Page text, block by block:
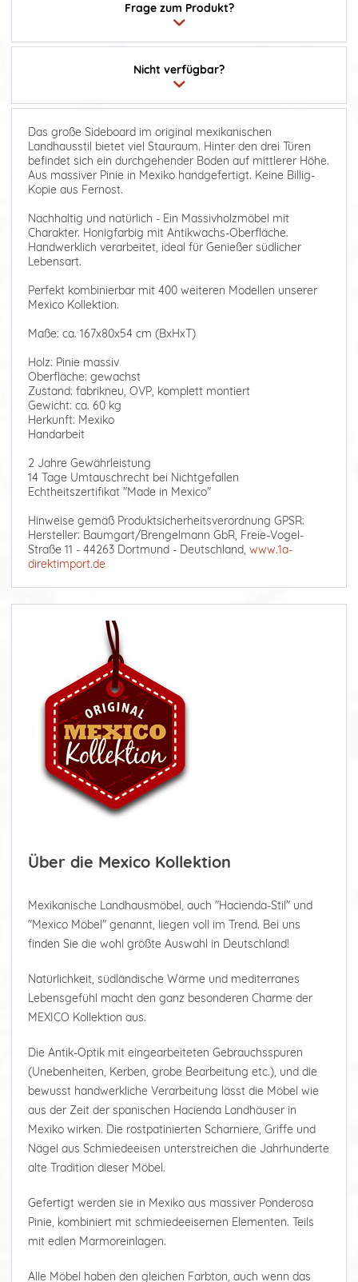
Frage zum Produkt?
Nicht verfügbar?
Das große Sideboard im original mexikanischen
Landhausstil bietet viel Stauraum. Hinter den drei Türen
befindet sich ein durchgehender Boden auf mittlerer Höhe.
Aus massiver Pinie in Mexiko handgefertigt. Keine Billig-
Kopie aus Fernost.
Nachhaltig und natürlich - Ein Massivholzmöbel mit
Charakter. Honigfarbig mit Antikwachs-Oberfläche.
Handwerklich verarbeitet, ideal für Genießer südlicher
Lebensart.
Perfekt kombinierbar mit 400 weiteren Modellen unserer
Mexico Kollektion.
Maße: ca. 167x80x54 cm (BxHxT)
Holz: Pinie massiv
Oberfläche: gewachst
Zustand: fabrikneu, OVP, komplett montiert
Gewicht: ca. 60 kg
Herkunft: Mexiko
Handarbeit
2 Jahre Gewährleistung
14 Tage Umtauschrecht bei Nichtgefallen
Echtheitszertifikat "Made in Mexico"
Hinweise gemäß Produktsicherheitsverordnung GPSR:
Hersteller: Baumgart/Brengelmann GbR, Freie-Vogel-
Straße 11 - 44263 Dortmund - Deutschland, www.1a-
direktimport.de
Über die Mexico Kollektion
Mexikanische Landhausmöbel, auch "Hacienda-Stil" und
"Mexico Möbel" genannt, liegen voll im Trend. Bei uns
finden Sie die wohl größte Auswahl in Deutschland!
Natürlichkeit, südländische Wärme und mediterranes
Lebensgefühl macht den ganz besonderen Charme der
MEXICO Kollektion aus.
Die Antik-Optik mit eingearbeiteten Gebrauchsspuren
(Unebenheiten, Kerben, grobe Bearbeitung etc.), und die
bewusst handwerkliche Verarbeitung lässt die Möbel wie
aus der Zeit der spanischen Hacienda Landhäuser in
Mexiko wirken. Die rostpatinierten Scharniere, Griffe und
Nägel aus Schmiedeeisen unterstreichen die Jahrhunderte
alte Tradition dieser Möbel.
Gefertigt werden sie in Mexiko aus massiver Ponderosa
Pinie, kombiniert mit schmiedeeisernen Elementen. Teils
mit edlen Marmoreinlagen.
Alle Möbel haben den gleichen Farbton, auch wenn das